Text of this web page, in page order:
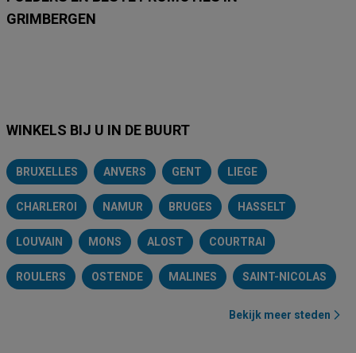
GRIMBERGEN
WINKELS BIJ U IN DE BUURT
BRUXELLES ANVERS GENT LIEGE
CHARLEROI NAMUR BRUGES HASSELT
LOUVAIN MONS ALOST COURTRAI
ROULERS OSTENDE MALINES SAINT-NICOLAS
Bekijk meer steden